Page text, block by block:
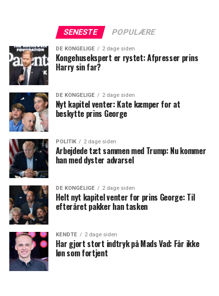
SENESTE POPULÆRE
DE KONGELIGE 2 dage siden
Kongehusekspert er rystet: Afpresser prins
Harry sin far?
DE KONGELIGE 2 dage siden
Nyt kapitel venter: Kate kæmper for at
beskytte prins George
POLITIK 2 dage siden
Arbejdede tæt sammen med Trump: Nu kommer
han med dyster advarsel
DE KONGELIGE 2 dage siden
Helt nyt kapitel venter for prins George: Til
efteråret pakker han tasken
KENDTE 2 dage siden
Har gjort stort indtryk på Mads Vad: Får ikke
løn som fortjent